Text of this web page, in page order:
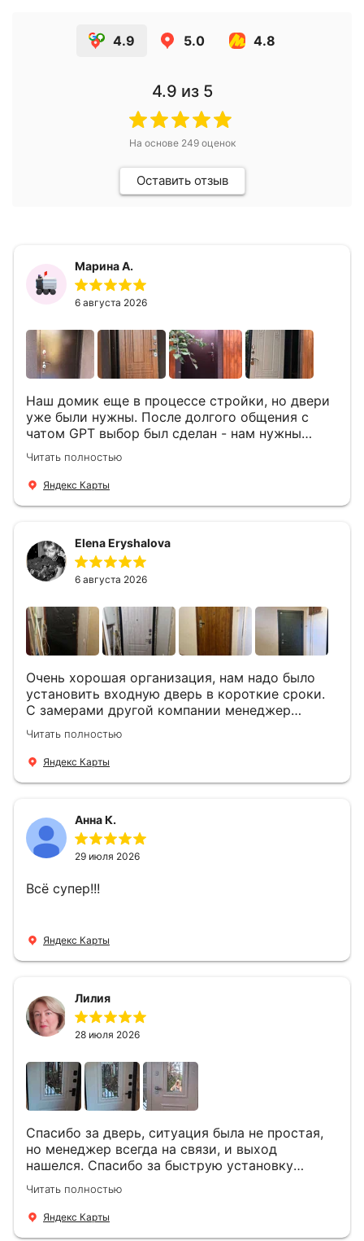
4.9 5.0 4.8
4.9 из 5
На основе 249оценок
Оставить отзыв
Марина А.
6 августа 2026
Наш домик еще в процессе стройки, но двери
уже были нужны. После долгого общения с
чатом GPT выбор был сделан - нам нужны
двери Аргус Термо Композит, которые нашлись
в компании ДвериОпт . Менеджер Филипп
ответил на все вопросы, посчитал стоимость и
установили две двери, ответили на все
вопросы . Выполненной работой мы довольны.
Огромная всем благодарность!
Читать полностью
Яндекс Карты
Elena Eryshalova
6 августа 2026
Очень хорошая организация, нам надо было
установить входную дверь в короткие сроки.
С замерами другой компании менеджер
компании Филлип, быстро предоставил нам
варианты дверей, монтаж тоже был очень
четкий, позвонили, согласовали и установили
Читать полностью
Яндекс Карты
Анна К.
29 июля 2026
Всё супер!!!
Яндекс Карты
Лилия
28 июля 2026
Спасибо за дверь, ситуация была не простая,
но менеджер всегда на связи, и выход
нашелся. Спасибо за быструю установку
Роману, один и привёз, и установил. Надеюсь,
что дверь нам долго послужит
Читать полностью
Яндекс Карты